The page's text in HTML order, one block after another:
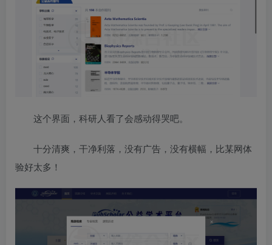
这个界面，科研人看了会感动得哭吧。
十分清爽，干净利落，没有广告，没有横幅，比某网体
验好太多！